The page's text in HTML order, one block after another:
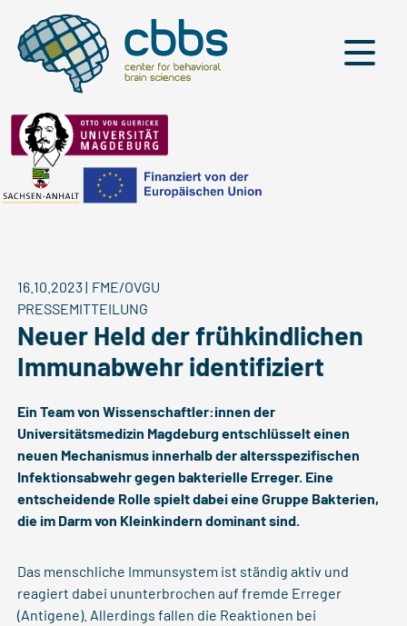
Menü
16.10.2023| FME/OVGU
PRESSEMITTEILUNG
Neuer Held der frühkindlichen
Immunabwehr identifiziert
Ein Team von Wissenschaftler:innen der
Universitätsmedizin Magdeburg entschlüsselt einen
neuen Mechanismus innerhalb der altersspezifischen
Infektionsabwehr gegen bakterielle Erreger. Eine
entscheidende Rolle spielt dabei eine Gruppe Bakterien,
die im Darm von Kleinkindern dominant sind.
Das menschliche Immunsystem ist ständig aktiv und
reagiert dabei ununterbrochen auf fremde Erreger
(Antigene). Allerdings fallen die Reaktionen bei